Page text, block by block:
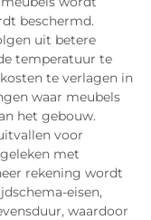
beschermd.
uit betere
temperatuur te
te verlagen in
waar meubels
het gebouw.
voor
met
rekening wordt
eisen,
waardoor